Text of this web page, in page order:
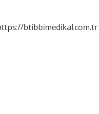
btibbimedikal.com.tr